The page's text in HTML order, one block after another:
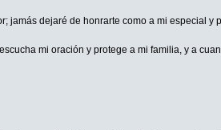
jamás dejaré de honrarte como a mi especial
mi oración y protege a mi familia, y a